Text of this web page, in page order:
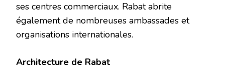
ses centres commerciaux. Rabat abrite
également de nombreuses ambassades et
organisations internationales.
Architecture de Rabat